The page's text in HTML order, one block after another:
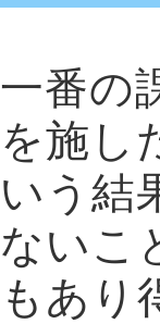
一番の
を施し
いう結
ないこ
もあり